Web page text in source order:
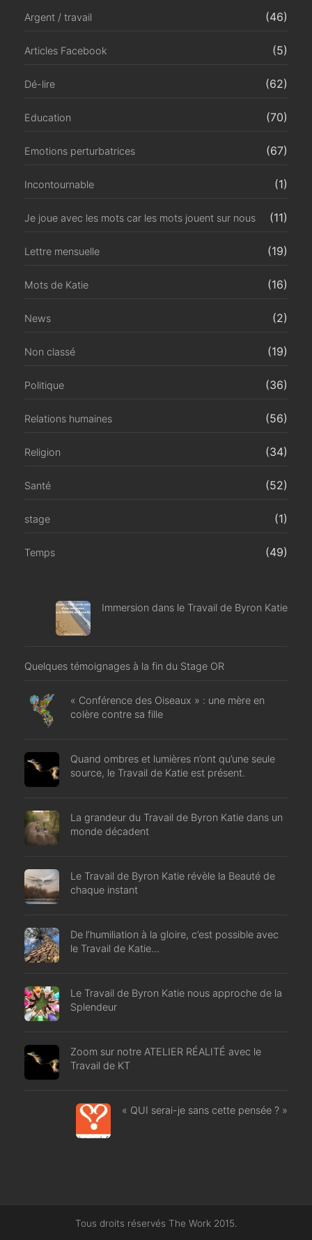
Argent / travail (46)
Articles Facebook (5)
Dé-lire (62)
Education (70)
Emotions perturbatrices (67)
Incontournable (1)
Je joue avec les mots car les mots jouent sur nous (11)
Lettre mensuelle (19)
Mots de Katie (16)
News (2)
Non classé (19)
Politique (36)
Relations humaines (56)
Religion (34)
Santé (52)
stage (1)
Temps (49)
Immersion dans le Travail de Byron Katie
Quelques témoignages à la fin du Stage OR
« Conférence des Oiseaux » : une mère en
colère contre sa fille
Quand ombres et lumières n’ont qu’une seule
source, le Travail de Katie est présent.
La grandeur du Travail de Byron Katie dans un
monde décadent
Le Travail de Byron Katie révèle la Beauté de
chaque instant
De l’humiliation à la gloire, c’est possible avec
le Travail de Katie…
Le Travail de Byron Katie nous approche de la
Splendeur
Zoom sur notre ATELIER RÉALITÉ avec le
Travail de KT
« QUI serai-je sans cette pensée ? »
Tous droits réservés The Work 2015.